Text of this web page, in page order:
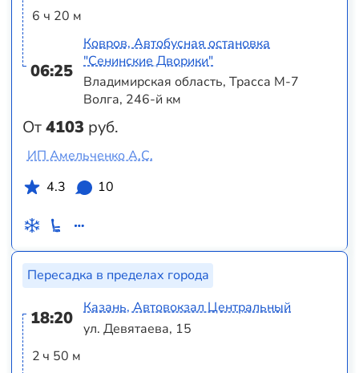
6 ч 20 м
06:25
От4103 руб.
Ковров, Автобусная остановка
"Сенинские Дворики"
Владимирская область, Трасса М-7
Волга, 246-й км
ИП Амельченко А.С.
4.3
10
Пересадка в пределах города
18:20
2 ч 50 м
Казань, Автовокзал Центральный
ул. Девятаева, 15